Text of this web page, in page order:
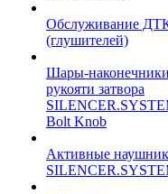
Обслуживание
(глушителей)
Шары-
рукояти затвора
Bolt Knob
Активные